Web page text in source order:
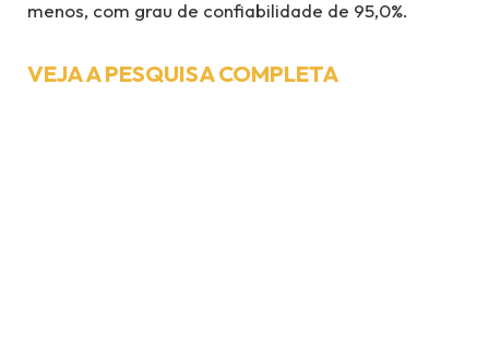
menos, com grau de confiabilidade de 95,0%.
VEJA A PESQUISA COMPLETA